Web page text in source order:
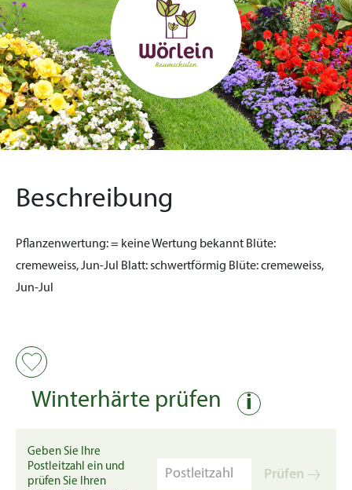
Beschreibung
Pflanzenwertung:= keine Wertung bekannt Blüte:
cremeweiss, Jun-Jul
Blatt:schwertförmig Blüte:cremeweiss,
Jun-Jul
Winterhärte prüfen i
Geben Sie Ihre
Postleitzahl ein und
prüfen Sie Ihren
Prüfen